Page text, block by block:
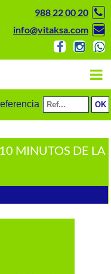
988 22 00 20
info@vitaksa.com
MINUTOS DE LA